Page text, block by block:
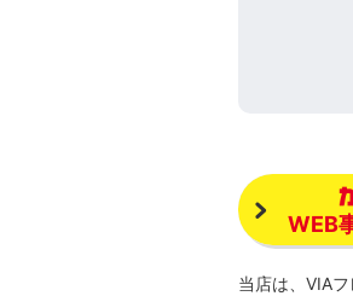
WEB
当店は、VIA